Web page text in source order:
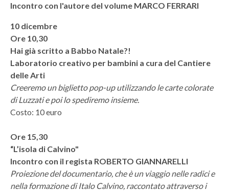
Incontro con l'autore del volume MARCO FERRARI
10 dicembre
Ore 10,30
Hai già scritto a Babbo Natale?!
Laboratorio creativo per bambini a cura del Cantiere
delle Arti
Creeremo un biglietto pop-up utilizzando le carte colorate
di Luzzati e poi lo spediremo insieme.
Costo: 10 euro
Ore 15,30
“L’isola di Calvino"
Incontro con il regista ROBERTO GIANNARELLI
Proiezione del documentario, che è un viaggio nelle radici e
nella formazione di Italo Calvino, raccontato attraverso i